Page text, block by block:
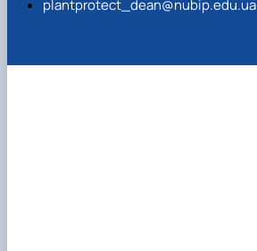
plantprotect_dean@nubip.edu.ua